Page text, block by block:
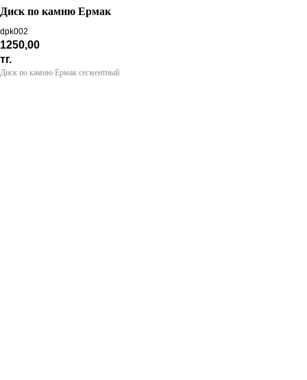
Диск по камню Ермак
dpk002
1250,00
тг.
Диск по камню Ермак сегментный